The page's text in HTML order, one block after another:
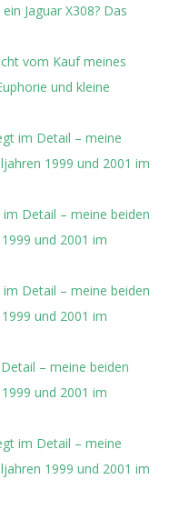
Jaguar X308? Das
vom Kauf meines
und kleine
im Detail – meine
1999 und 2001 im
Detail – meine beiden
und 2001 im
Detail – meine beiden
und 2001 im
– meine beiden
und 2001 im
im Detail – meine
1999 und 2001 im